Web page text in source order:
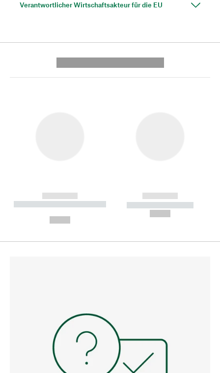
Verantwortlicher Wirtschaftsakteur für die EU
------------
----------- ----------- --------
------------
----------- -----------